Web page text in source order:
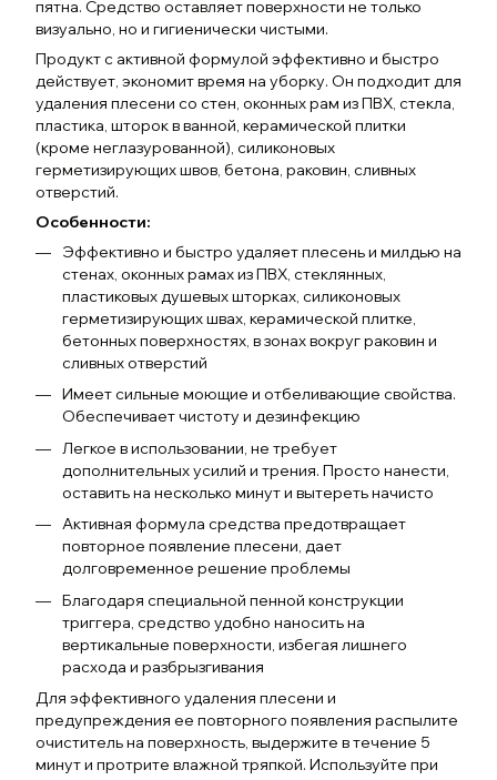
пятна. Средство оставляет поверхности не только
визуально, но и гигиенически чистыми.
Продукт с активной формулой эффективно и быстро
действует, экономит время на уборку. Он подходит для
удаления плесени со стен, оконных рам из ПВХ, стекла,
пластика, шторок в ванной, керамической плитки
(кроме неглазурованной), силиконовых
герметизирующих швов, бетона, раковин, сливных
отверстий.
Особенности:
Эффективно и быстро удаляет плесень и милдью на
стенах, оконных рамах из ПВХ, стеклянных,
пластиковых душевых шторках, силиконовых
герметизирующих швах, керамической плитке,
бетонных поверхностях, в зонах вокруг раковин и
сливных отверстий
Имеет сильные моющие и отбеливающие свойства.
Обеспечивает чистоту и дезинфекцию
Легкое в использовании, не требует
дополнительных усилий и трения. Просто нанести,
оставить на несколько минут и вытереть начисто
Активная формула средства предотвращает
повторное появление плесени, дает
долговременное решение проблемы
Благодаря специальной пенной конструкции
триггера, средство удобно наносить на
вертикальные поверхности, избегая лишнего
расхода и разбрызгивания
Для эффективного удаления плесени и
предупреждения ее повторного появления распылите
очиститель на поверхность, выдержите в течение 5
минут и протрите влажной тряпкой. Используйте при